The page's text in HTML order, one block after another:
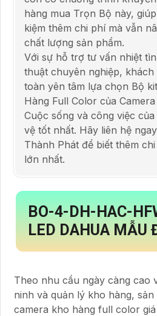
hàng mua Trọn Bộ này,
kiệm thêm chi phí mà vẫn
chất lượng sản phẩm.
Với sự hỗ trợ tư vấn nhiệt
thuật chuyên nghiệp,
toàn yên tâm lựa chọn Bộ
Hàng Full Color của
Cuộc sống và công việc
vệ tốt nhất. Hãy liên hệ
Thành Phát để biết thêm
lớn nhất.
BO-4- DH-HAC-
LED DAHUA MẪU
Theo nhu cầu ngày càng cao
ninh và quản lý kho hàng,
camera kho hàng full color